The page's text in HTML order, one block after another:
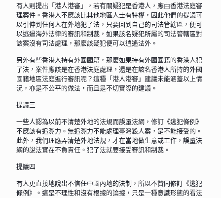
有人則提出「港人港審」，若有關疑犯是香港人，應由香港法庭審
理案件。香港人不應該比其他地區人士有特權，因此他們的提議可
以引伸到任何人在外地犯了法，只要回到自己的司法管轄區，便可
以逃過海外法律的審訊和制裁，如果該名疑犯所屬的司法管轄區對
該案沒有司法處理，那麼該疑犯便可以逍遙法外。
另外有些香港人持有外國國籍，那麼如果持有外國國籍的香港人犯
了法，案件應該是在香港法庭處理，還是在該名香港人所持的外國
國籍地區法庭進行審訊呢？這種「港人港審」建議未能涵蓋以上情
況，亦是不公平的做法，而且是不切實際的建議。
提議三
一些人認為以前不清楚外地的法規而誤墮法網，修訂《逃犯條例》
不應該有追溯力。無追溯力不能處理臺灣殺人案，是不能接受的。
此外，我們理應弄清楚外地法規，才在當地做生意或工作，誤墮法
網的說法實在不負責任。犯了法就要接受審訊和制裁。
提議四
有人更直接地說出不信任中國內地的法制，所以不贊同修訂《逃犯
條例》。這是不理性和沒有根據的論據，只是一種意識形態的看法